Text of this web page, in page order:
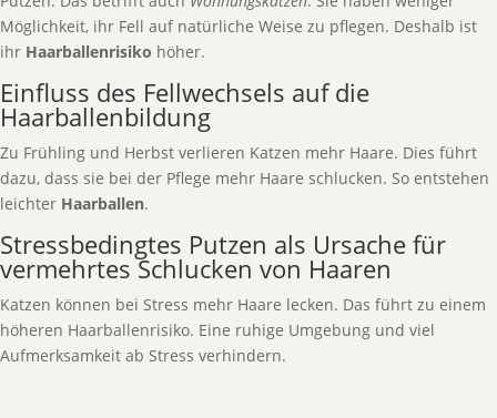
Möglichkeit, ihr Fell auf natürliche Weise zu pflegen. Deshalb ist
ihr Haarballenrisiko höher.
Einfluss des Fellwechsels auf die
Haarballenbildung
Zu Frühling und Herbst verlieren Katzen mehr Haare. Dies führt
dazu, dass sie bei der Pflege mehr Haare schlucken. So entstehen
leichter Haarballen.
Stressbedingtes Putzen als Ursache für
vermehrtes Schlucken von Haaren
Katzen können bei Stress mehr Haare lecken. Das führt zu einem
höheren Haarballenrisiko. Eine ruhige Umgebung und viel
Aufmerksamkeit ab Stress verhindern.